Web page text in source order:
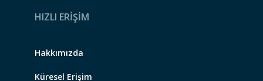
HIZLI ERİŞİM
Hakkımızda
Küresel Erişim